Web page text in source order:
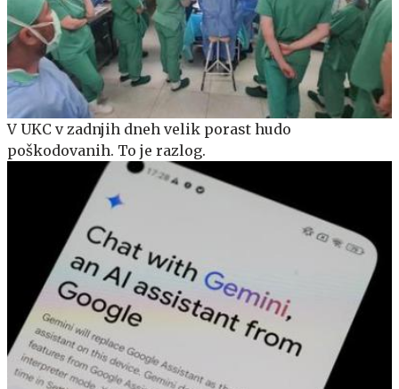
V UKC v zadnjih dneh velik porast hudo
poškodovanih. To je razlog.